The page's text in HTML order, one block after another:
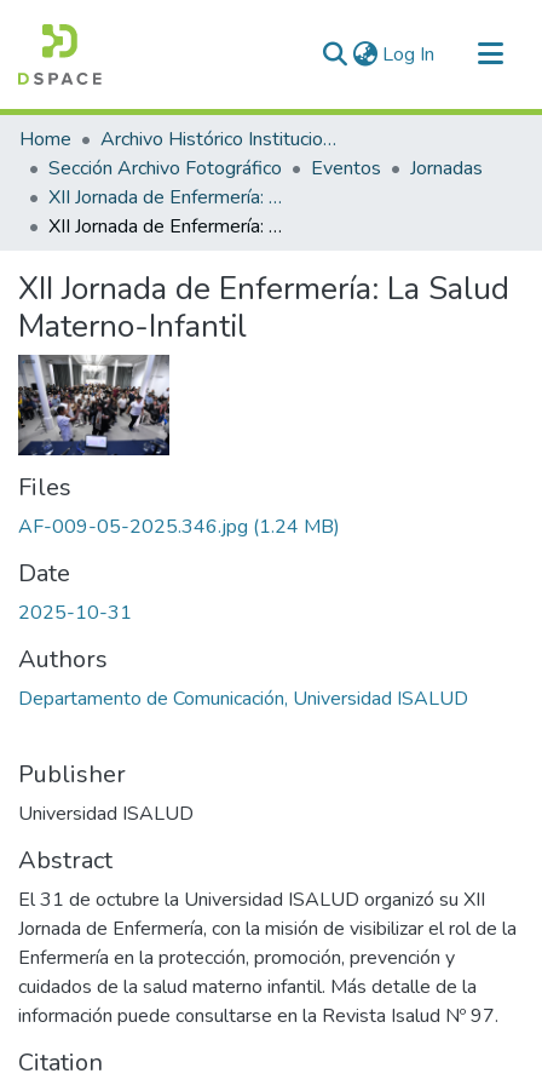
Log In (current)
Communities & Collections
All of DSpace
Statistics
Home
Archivo Histórico Institucional
Sección Archivo Fotográfico
Eventos
Jornadas
XII Jornada de Enfermería: La Salud Materno-Infantil
XII Jornada de Enfermería: La Salud Materno-Infantil
XII Jornada de Enfermería: La Salud
Materno-Infantil
Files
AF-009-05-2025.346.jpg (1.24 MB)
Date
2025-10-31
Authors
Departamento de Comunicación, Universidad ISALUD
Publisher
Universidad ISALUD
Abstract
El 31 de octubre la Universidad ISALUD organizó su XII
Jornada de Enfermería, con la misión de visibilizar el rol de la
Enfermería en la protección, promoción, prevención y
cuidados de la salud materno infantil. Más detalle de la
información puede consultarse en la Revista Isalud Nº 97.
Citation